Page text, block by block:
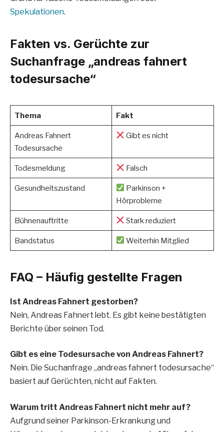
Spekulationen.
Fakten vs. Gerüchte zur
Suchanfrage „andreas fahnert
todesursache“
Thema Fakt
Andreas Fahnert
Todesursache
Gibt es nicht
Todesmeldung Falsch
Gesundheitszustand
Parkinson +
Hörprobleme
Bühnenauftritte Stark reduziert
Bandstatus Weiterhin Mitglied
FAQ – Häufig gestellte Fragen
Ist Andreas Fahnert gestorben?
Nein, Andreas Fahnert lebt. Es gibt keine bestätigten
Berichte über seinen Tod.
Gibt es eine Todesursache von Andreas Fahnert?
Nein. Die Suchanfrage „andreas fahnert todesursache“
basiert auf Gerüchten, nicht auf Fakten.
Warum tritt Andreas Fahnert nicht mehr auf?
Aufgrund seiner Parkinson-Erkrankung und